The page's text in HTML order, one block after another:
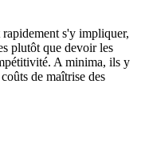
s'y impliquer,
plutôt que devoir les
A minima, ils y
de maîtrise des